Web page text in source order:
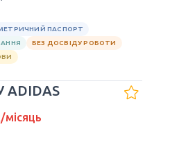
ПАСПОРТ
БЕЗ ДОСВІДУ РОБОТИ
місяць